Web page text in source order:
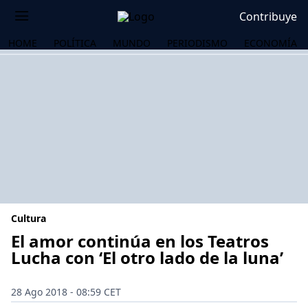
Contribuye
HOME POLÍTICA MUNDO PERIODISMO ECONOMÍA
Cultura
El amor continúa en los Teatros
Lucha con ‘El otro lado de la luna’
28 Ago 2018 - 08:59 CET